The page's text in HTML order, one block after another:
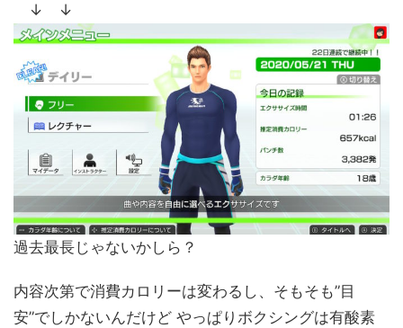
↓ ↓
過去最長じゃないかしら？
内容次第で消費カロリーは変わるし、そもそも”目
安”でしかないんだけど やっぱりボクシングは有酸素